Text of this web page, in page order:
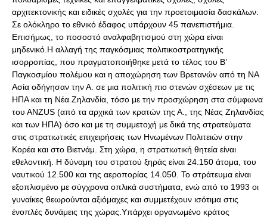
αρχιτεκτονικής και ειδικές σχολές για την προετοιμασία δασκάλων.
Σε ολόκληρο το εθνικό έδαφος υπάρχουν 45 πανεπιστήμια.
Επισήμως, το ποσοστό αναλφαβητισμού στη χώρα είναι
μηδενικό.Η αλλαγή της παγκόσμιας πολιτικοστρατηγικής
ισορροπίας, που πραγματοποιήθηκε μετά το τέλος του Β’
Παγκοσμίου πολέμου και η αποχώρηση των Βρετανών από τη ΝΑ
Ασία οδήγησαν την Α. σε μια πολιτική πιο στενών σχέσεων με τις
ΗΠΑ και τη Νέα Ζηλανδία, τόσο με την προσχώρηση στα σύμφωνα
του ΑΝΖUS (από τα αρχικά των κρατών της Α., της Νέας Ζηλανδίας
και των ΗΠΑ) όσο και με τη συμμετοχή με δικά της στρατεύματα
στις στρατιωτικές επιχειρήσεις των Ηνωμένων Πολιτειών στην
Κορέα και στο Βιετνάμ. Στη χώρα, η στρατιωτική θητεία είναι
εθελοντική. Η δύναμη του στρατού ξηράς είναι 24.150 άτομα, του
ναυτικού 12.500 και της αεροπορίας 14.050. Το στράτευμα είναι
εξοπλισμένο με σύγχρονα οπλικά συστήματα, ενώ από το 1993 οι
γυναίκες θεωρούνται αξιόμαχες και συμμετέχουν ισότιμα στις
ένοπλές δυνάμεις της χώρας.Υπάρχει οργανωμένο κράτος